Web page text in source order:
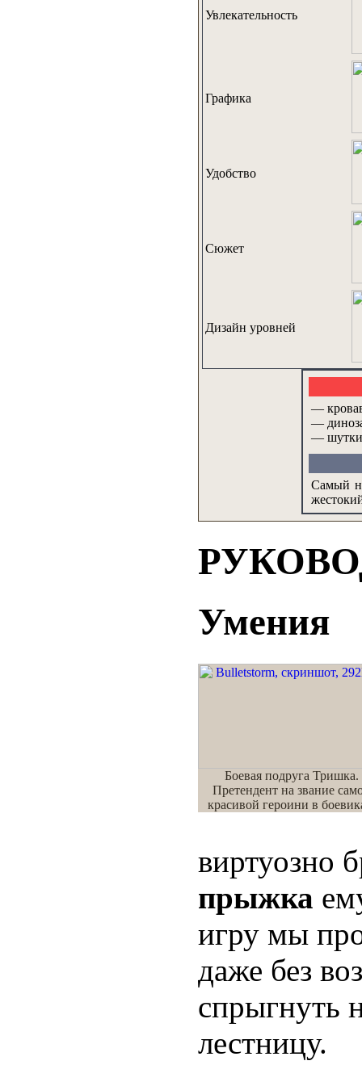
Увлекательность
Графика
Удобство
Сюжет
Дизайн уровней
—
—
— шутки
Самый
Умения
Боевая подруга Тришка.
Претендент на звание
красивой героини в
виртуозно
прыжка
игру мы
даже без
спрыгнуть
лестницу.